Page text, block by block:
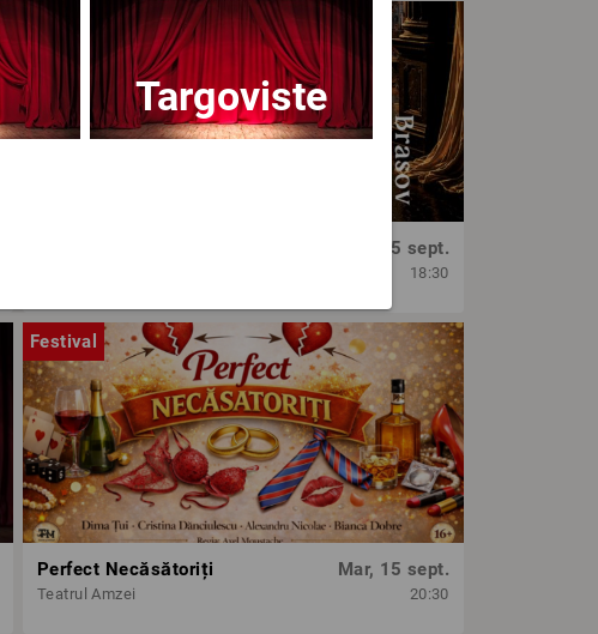
Concert
Sâm, 5 sept.
18:30
Festival
Perfect Necăsătoriți
Teatrul Amzei
Mar, 15 sept.
20:30
Targoviste